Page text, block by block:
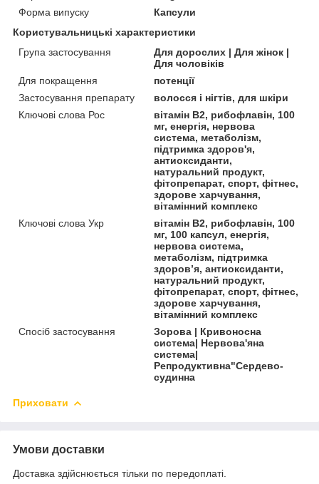
Форма випуску
Капсули
Користувальницькі характеристики
Група застосування
Для дорослих | Для жінок |
Для чоловіків
Для покращення
потенції
Застосування препарату
волосся і нігтів, для шкіри
Ключові слова Рос
вітамін B2, рибофлавін, 100
мг, енергія, нервова
система, метаболізм,
підтримка здоров'я,
антиоксиданти,
натуральний продукт,
фітопрепарат, спорт, фітнес,
здорове харчування,
вітамінний комплекс
Ключові слова Укр
вітамін B2, рибофлавін, 100
мг, 100 капсул, енергія,
нервова система,
метаболізм, підтримка
здоров’я, антиоксиданти,
натуральний продукт,
фітопрепарат, спорт, фітнес,
здорове харчування,
вітамінний комплекс
Спосіб застосування
Зорова | Кривоносна
система| Нервова'яна
система|
Репродуктивна"Сердево-
судинна
Приховати
Умови доставки
Доставка здійснюється тільки по передоплаті.